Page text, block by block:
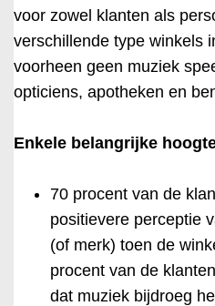
voor zowel klanten als
verschillende type winkels
voorheen geen muziek
opticiens, apotheken en
Enkele belangrijke
70 procent van de
positievere perceptie
(of merk) toen de
procent van de
dat muziek bijdroeg